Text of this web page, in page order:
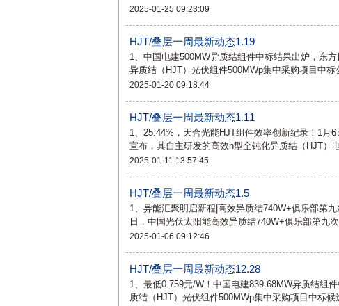
2025-01-25 09:23:09
HJT/叠层一周最新动态1.19
1、中国电建500MW异质结组件中标结果出炉，东
异质结（HJT）光伏组件500MWp集中采购项目中
2025-01-20 09:18:44
HJT/叠层一周最新动态1.11
1、25.44%，天合光能HJT组件效率创新纪录！1月
宣布，其自主研发的高效n型全钝化异质结（HJT）
2025-01-11 13:57:45
HJT/叠层一周最新动态1.5
1、异能汇聚明启新程|高效异质结740W+俱乐部第
日，中国光伏太阳能高效异质结740W+俱乐部第九
2025-01-06 09:12:46
HJT/叠层一周最新动态12.28
1、最低0.759元/W！中国电建839.68MW异质结组
质结（HJT）光伏组件500MWp集中采购项目中标候